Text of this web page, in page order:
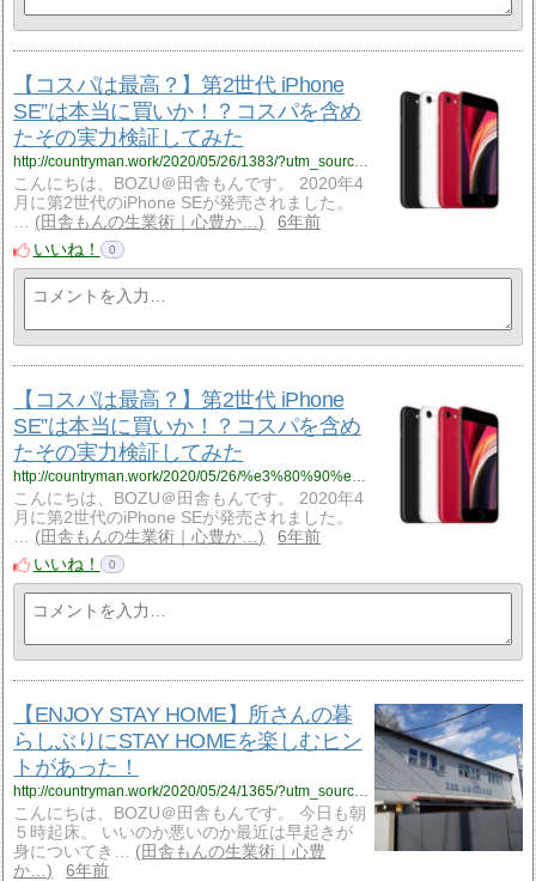
【コスパは最高？】第2世代 iPhone
SE”は本当に買いか！？コスパを含め
たその実力検証してみた
http://countryman.work/2020/05/26/1383/?utm_source=rss&utm_medium=rss&utm_campaign=%25e3%2580%2590%25e3%2582%25b3%25e3%2582%25b9%25e3%2583%2591%25e3%2581%25af%25e6%259c%2580%25e9%25ab%2598%25ef%25bc%259f%25e3%2580%2591%25e7%25ac%25ac2%25e4%25b8%2596%25e4%25bb%25a3-iphone-se%25e3%2581%25af%25e6%259c%25ac%25e5%25bd%2593%25e3%2581%25ab%25e8%25b2%25b7%25e3%2581%2584%25e3%2581%258b%25ef%25bc%2581
こんにちは、BOZU＠田舎もんです。 2020年4
月に第2世代のiPhone SEが発売されました。
田舎もんの生業術｜心豊か…
6年前
いいね！
0
【コスパは最高？】第2世代 iPhone
SE”は本当に買いか！？コスパを含め
たその実力検証してみた
http://countryman.work/2020/05/26/%e3%80%90%e3%82%b3%e3%82%b9%e3%83%91%e3%81%af%e6%9c%80%e9%ab%98%ef%bc%9f%e3%80%91%e7%ac%ac2%e4%b8%96%e4%bb%a3-iphone-se%e3%81%af%e6%9c%ac%e5%bd%93%e3%81%ab%e8%b2%b7%e3%81%84%e3%81%8b%ef%bc%81/?utm_source=rss&utm_medium=rss&utm_campaign=%25e3%2580%2590%25e3%2582%25b3%25e3%2582%25b9%25e3%2583%2591%25e3%2581%25af%25e6%259c%2580%25e9%25ab%2598%25ef%25bc%259f%25e3%2580%2591%25e7%25ac%25ac2%25e4%25b8%2596%25e4%25bb%25a3-iphone-se%25e3%2581%25af%25e6%259c%25ac%25e5%25bd%2593%25e3%2581%25ab%25e8%25b2%25b7%25e3%2581%2584%25e3%2581%258b%25ef%25bc%2581
こんにちは、BOZU＠田舎もんです。 2020年4
月に第2世代のiPhone SEが発売されました。
田舎もんの生業術｜心豊か…
6年前
いいね！
0
【ENJOY STAY HOME】所さんの暮
らしぶりにSTAY HOMEを楽しむヒン
トがあった！
http://countryman.work/2020/05/24/1365/?utm_source=rss&utm_medium=rss&utm_campaign=%25e3%2580%2590enjoy-stay-home%25ef%25bc%2581%25e3%2580%2591%25e6%2589%2580%25e3%2581%2595%25e3%2582%2593%25e3%2581%25ae%25e6%259a%25ae%25e3%2582%2589%25e3%2581%2597%25e3%2581%25b6%25e3%2582%258a%25e3%2581%25abstay-home%25e3%2582%2592%25e6%25a5%25bd%25e3%2581%2597%25e3%2582%2580%25e3%2583%2592%25e3%2583%25b3
こんにちは、BOZU＠田舎もんです。 今日も朝
５時起床。 いいのか悪いのか最近は早起きが
身についてき…
田舎もんの生業術｜心豊
か…
6年前